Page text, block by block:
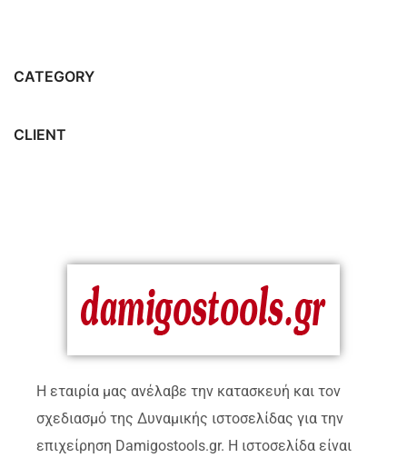
CATEGORY
CLIENT
Η εταιρία μας ανέλαβε την κατασκευή και τον
σχεδιασμό της Δυναμικής ιστοσελίδας για την
επιχείρηση Damigostools.gr. Η ιστοσελίδα είναι